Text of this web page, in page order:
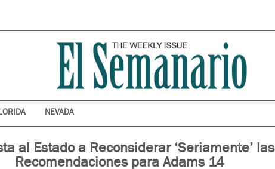
NEVADA
al Estado a Reconsiderar ‘Seriamente’ las
Recomendaciones para Adams 14